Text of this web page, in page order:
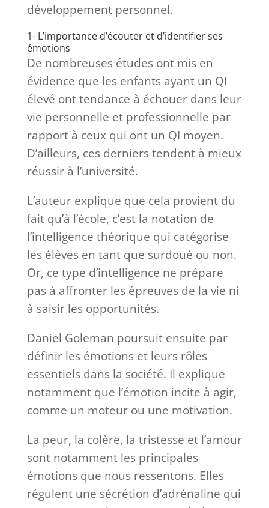
développement personnel.
1- L’importance d’écouter et d’identifier ses
émotions
De nombreuses études ont mis en
évidence que les enfants ayant un QI
élevé ont tendance à échouer dans leur
vie personnelle et professionnelle par
rapport à ceux qui ont un QI moyen.
D’ailleurs, ces derniers tendent à mieux
réussir à l’université.
L’auteur explique que cela provient du
fait qu’à l’école, c’est la notation de
l’intelligence théorique qui catégorise
les élèves en tant que surdoué ou non.
Or, ce type d’intelligence ne prépare
pas à affronter les épreuves de la vie ni
à saisir les opportunités.
Daniel Goleman poursuit ensuite par
définir les émotions et leurs rôles
essentiels dans la société. Il explique
notamment que l’émotion incite à agir,
comme un moteur ou une motivation.
La peur, la colère, la tristesse et l’amour
sont notamment les principales
émotions que nous ressentons. Elles
régulent une sécrétion d’adrénaline qui